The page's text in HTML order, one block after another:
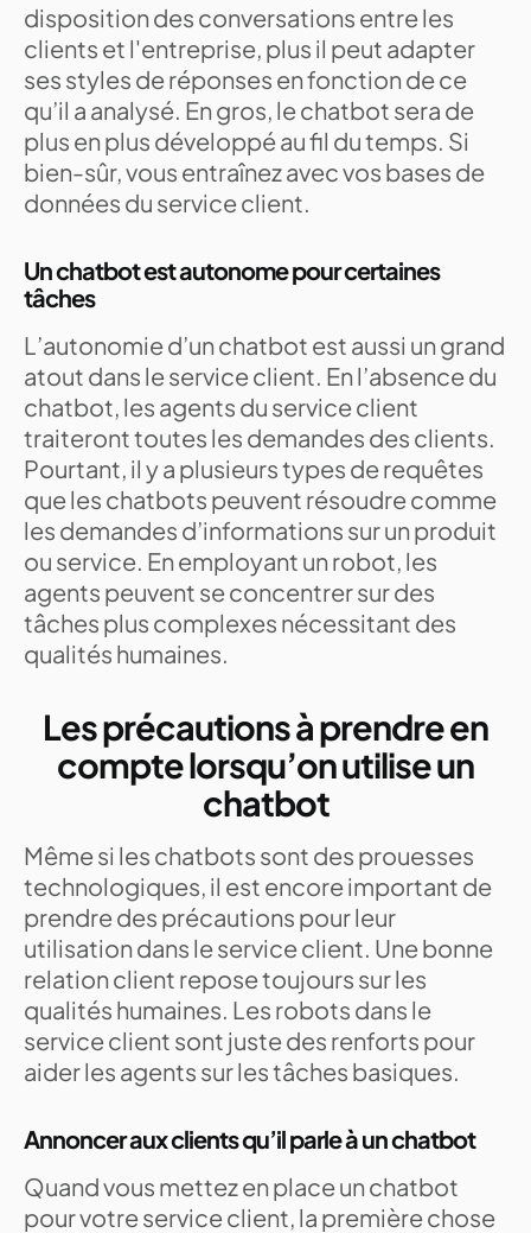
disposition des conversations entre les
clients et l'entreprise, plus il peut adapter
ses styles de réponses en fonction de ce
qu’il a analysé. En gros, le chatbot sera de
plus en plus développé au fil du temps. Si
bien-sûr, vous entraînez avec vos bases de
données du service client.
Un chatbot est autonome pour certaines
tâches
L’autonomie d’un chatbot est aussi un grand
atout dans le service client. En l’absence du
chatbot, les agents du service client
traiteront toutes les demandes des clients.
Pourtant, il y a plusieurs types de requêtes
que les chatbots peuvent résoudre comme
les demandes d’informations sur un produit
ou service. En employant un robot, les
agents peuvent se concentrer sur des
tâches plus complexes nécessitant des
qualités humaines.
Les précautions à prendre en
compte lorsqu’on utilise un
chatbot
Même si les chatbots sont des prouesses
technologiques, il est encore important de
prendre des précautions pour leur
utilisation dans le service client. Une bonne
relation client repose toujours sur les
qualités humaines. Les robots dans le
service client sont juste des renforts pour
aider les agents sur les tâches basiques.
Annoncer aux clients qu’il parle à un chatbot
Quand vous mettez en place un chatbot
pour votre service client, la première chose